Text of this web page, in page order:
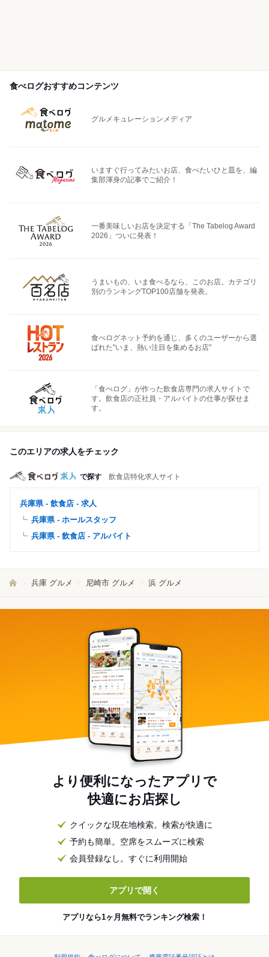
食べログおすすめコンテンツ
グルメキュレーションメディア
いますぐ行ってみたいお店、食べたいひと皿を、編
集部渾身の記事でご紹介！
一番美味しいお店を決定する「The Tabelog Award
2026」ついに発表！
うまいもの、いま食べるなら、このお店。カテゴリ
別のランキングTOP100店舗を発表。
食べログネット予約を通じ、多くのユーザーから選
ばれた"いま、熱い注目を集めるお店"
「食べログ」が作った飲食店専門の求人サイトで
す。飲食店の正社員・アルバイトの仕事が探せま
す。
このエリアの求人をチェック
で探す 飲食店特化求人サイト
兵庫県 - 飲食店 - 求人
兵庫県 - ホールスタッフ
兵庫県 - 飲食店 - アルバイト
兵庫 グルメ 尼崎市 グルメ 浜 グルメ
より便利になったアプリで
快適にお店探し
クイックな現在地検索。検索が快適に
予約も簡単。空席をスムーズに検索
会員登録なし。すぐに利用開始
アプリで開く
アプリなら1ヶ月無料でランキング検索！